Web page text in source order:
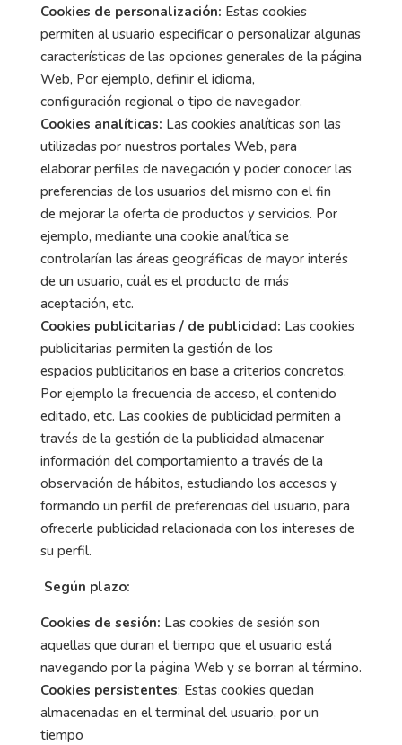
Cookies de personalización: Estas cookies
permiten al usuario especificar o personalizar algunas
características de las opciones generales de la página
Web, Por ejemplo, definir el idioma,
configuración regional o tipo de navegador.
Cookies analíticas: Las cookies analíticas son las
utilizadas por nuestros portales Web, para
elaborar perfiles de navegación y poder conocer las
preferencias de los usuarios del mismo con el fin
de mejorar la oferta de productos y servicios. Por
ejemplo, mediante una cookie analítica se
controlarían las áreas geográficas de mayor interés
de un usuario, cuál es el producto de más
aceptación, etc.
Cookies publicitarias / de publicidad: Las cookies
publicitarias permiten la gestión de los
espacios publicitarios en base a criterios concretos.
Por ejemplo la frecuencia de acceso, el contenido
editado, etc. Las cookies de publicidad permiten a
través de la gestión de la publicidad almacenar
información del comportamiento a través de la
observación de hábitos, estudiando los accesos y
formando un perfil de preferencias del usuario, para
ofrecerle publicidad relacionada con los intereses de
su perfil.
Según plazo:
Cookies de sesión: Las cookies de sesión son
aquellas que duran el tiempo que el usuario está
navegando por la página Web y se borran al término.
Cookies persistentes: Estas cookies quedan
almacenadas en el terminal del usuario, por un
tiempo